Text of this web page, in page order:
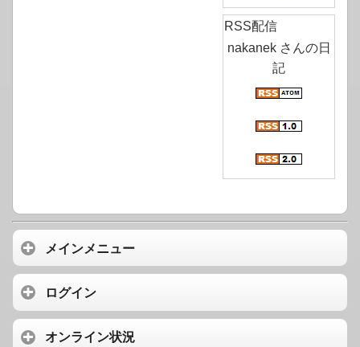
RSS配信
nakanek さんの日
記
メインメニュー
ログイン
オンライン状況